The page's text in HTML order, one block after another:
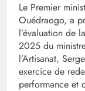
Le Premier
Ouédraogo, a
l’évaluation de
2025 du
l’Artisanat,
exercice de
performance et